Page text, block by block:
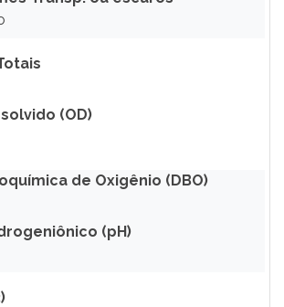
(OD)
de Oxigênio (DBO)
(pH)